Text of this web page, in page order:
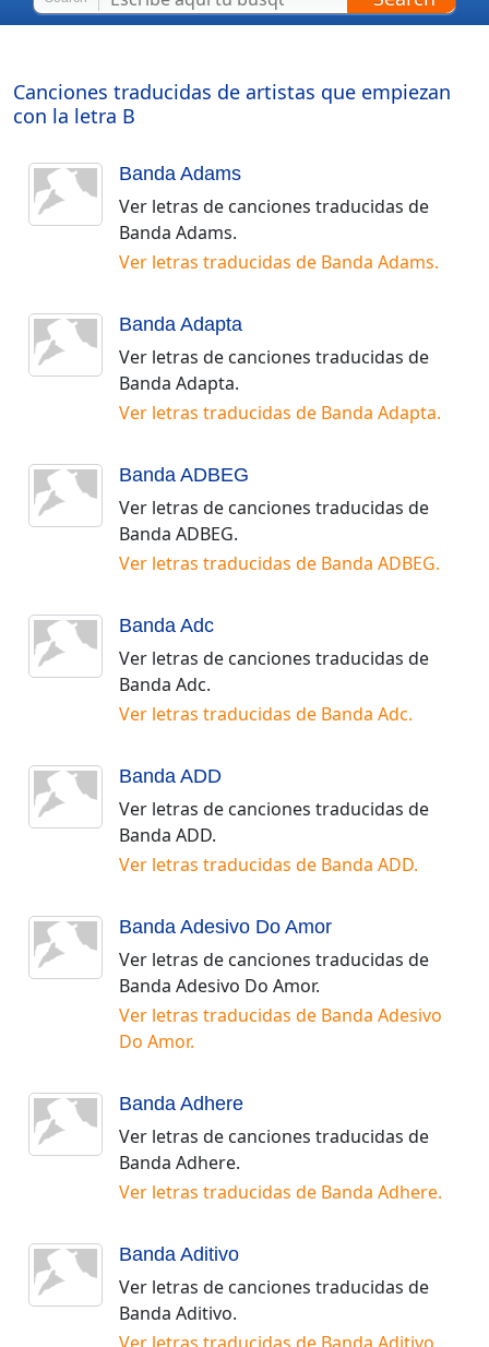
Canciones traducidas de artistas que empiezan
con la letra B
Banda Adams
Ver letras de canciones traducidas de
Banda Adams.
Ver letras traducidas de Banda Adams.
Banda Adapta
Ver letras de canciones traducidas de
Banda Adapta.
Ver letras traducidas de Banda Adapta.
Banda ADBEG
Ver letras de canciones traducidas de
Banda ADBEG.
Ver letras traducidas de Banda ADBEG.
Banda Adc
Ver letras de canciones traducidas de
Banda Adc.
Ver letras traducidas de Banda Adc.
Banda ADD
Ver letras de canciones traducidas de
Banda ADD.
Ver letras traducidas de Banda ADD.
Banda Adesivo Do Amor
Ver letras de canciones traducidas de
Banda Adesivo Do Amor.
Ver letras traducidas de Banda Adesivo
Do Amor.
Banda Adhere
Ver letras de canciones traducidas de
Banda Adhere.
Ver letras traducidas de Banda Adhere.
Banda Aditivo
Ver letras de canciones traducidas de
Banda Aditivo.